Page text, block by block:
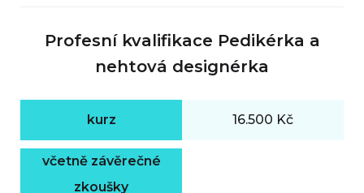
Profesní kvalifikace Pedikérka a
nehtová designérka
kurz 16.500 Kč
včetně závěrečné
zkoušky